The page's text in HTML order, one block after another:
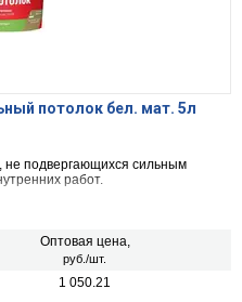
потолок бел. мат. 5л
не подвергающихся сильным
работ.
Оптовая цена,
руб./шт.
1 050.21